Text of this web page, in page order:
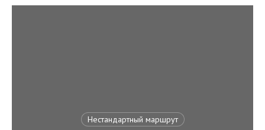
Нестандартный маршрут